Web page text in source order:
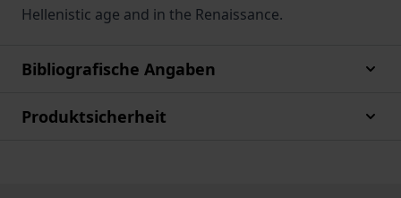
Hellenistic age and in the Renaissance.
Bibliografische Angaben
Produktsicherheit